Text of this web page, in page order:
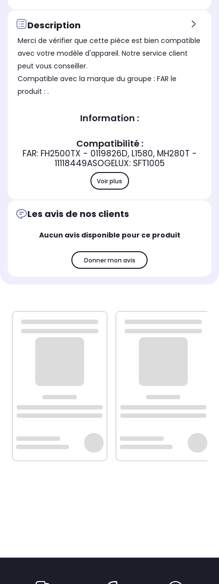
Description
Merci de vérifier que cette pièce est bien compatible
avec votre modèle d'appareil. Notre service client
peut vous conseiller.
Compatible avec la marque du groupe : FAR le
produit : .
Information :
Compatibilité :
FAR: FH2500TX - 0119826D, L1580, MH280T -
11118449ASOGELUX: SFT1005
Voir plus
Les avis de nos clients
Aucun avis disponible pour ce produit
Donner mon avis